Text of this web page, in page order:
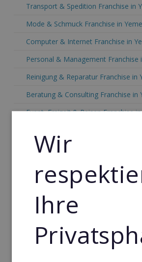
Transport & Spedition Franchise in
Mode & Schmuck Franchise in
Computer & Internet Franchise in
Personal & Management Franchise
Reinigung & Reparatur Franchise in
Beratung & Consulting Franchise in
Event, Freizeit & Reisen Franchise
Gebäude & Haustechnik Franchise in
Handwerk Franchise in Yemen
Dienstleistungsfranchise in Yemen
Telekommunikation Franchise in
Sport Franchise in Yemen
Wir
Ihre